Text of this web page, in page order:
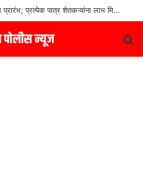
कर्जमुक्ती योजनेच्या लाभ वितरणास प्रारंभ; प्रत्येक पात्र शेतकऱ्यांना लाभ मिळणार– मुख्यमंत्री देवेंद्र फडणवीस